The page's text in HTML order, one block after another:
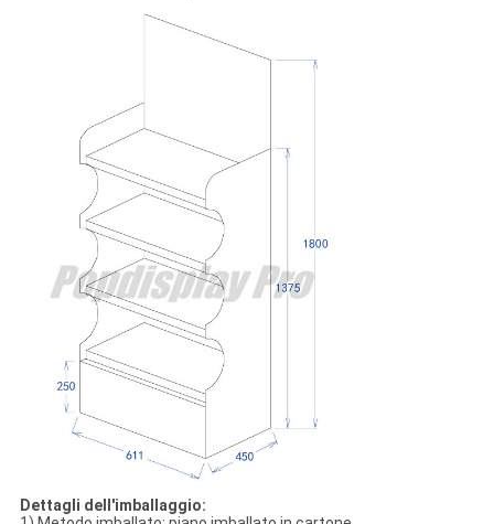
Dettagli dell'imballaggio: